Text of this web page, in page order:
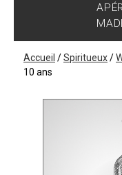
Accueil /Spiritueux/
10 ans